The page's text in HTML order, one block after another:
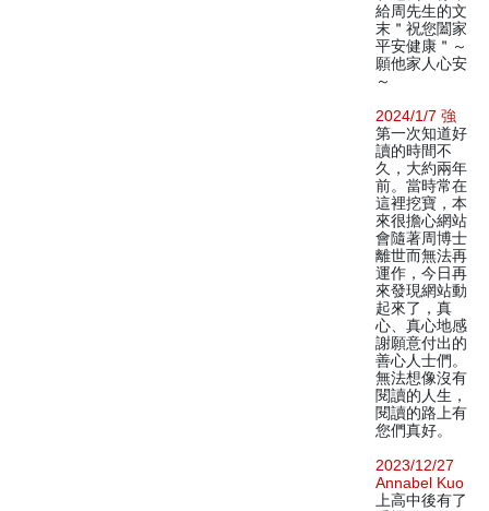
給周先生的文
末＂祝您闔家
平安健康＂～
願他家人心安
～
2024/1/7 強
第一次知道好
讀的時間不
久，大約兩年
前。當時常在
這裡挖寶，本
來很擔心網站
會隨著周博士
離世而無法再
運作，今日再
來發現網站動
起來了，真
心、真心地感
謝願意付出的
善心人士們。
無法想像沒有
閱讀的人生，
閱讀的路上有
您們真好。
2023/12/27
Annabel Kuo
上高中後有了